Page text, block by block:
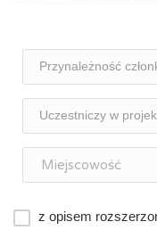
Przynależność
Uczestniczy w
z opisem